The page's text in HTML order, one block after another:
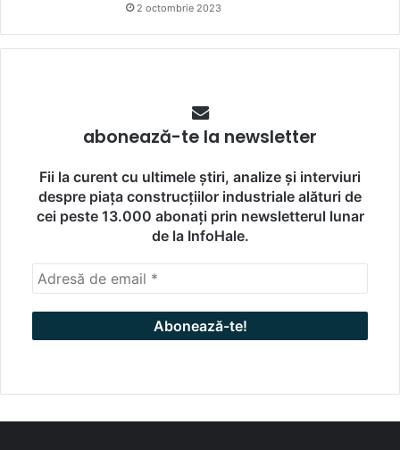
2 octombrie 2023
abonează-te la newsletter
Fii la curent cu ultimele știri, analize și interviuri
despre piața construcțiilor industriale alături de
cei peste 13.000 abonați prin newsletterul lunar
de la InfoHale.